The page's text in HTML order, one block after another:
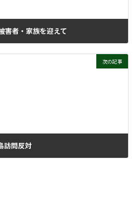
害者・家族を迎えて
次の記事
訪問反対